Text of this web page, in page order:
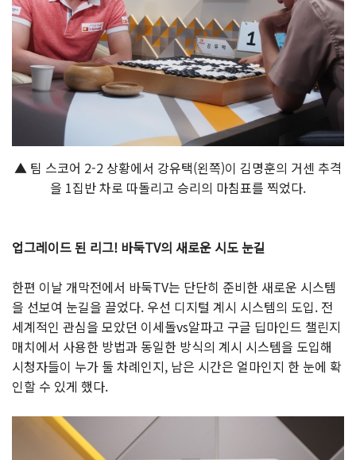
▲ 팀 스코어 2-2 상황에서 강유택(왼쪽)이 김명훈의 거센 추격
을 1집반 차로 따돌리고 승리의 마침표를 찍었다.
업그레이드 된 리그! 바둑TV의 새로운 시도 눈길
한편 이날 개막전에서 바둑TV는 단단히 준비한 새로운 시스템
을 선보여 눈길을 끌었다. 우선 디지털 계시 시스템의 도입. 전
세계적인 관심을 모았던 이세돌vs알파고 구글 딥마인드 챌린지
매치에서 사용한 방법과 동일한 방식의 계시 시스템을 도입해
시청자들이 누가 둘 차례인지, 남은 시간은 얼마인지 한 눈에 확
인할 수 있게 했다.